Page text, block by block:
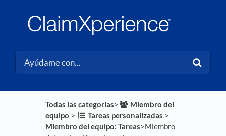
Todas las categorías​>​
​Miembro del
equipo ​ > ​ ​Tareas personalizadas ​ > ​
Miembro del equipo: Tareas​>​ Miembro